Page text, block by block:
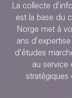
La collecte
est la base du
Norge met à
ans d'expertise
d'études
au service
stratégiques